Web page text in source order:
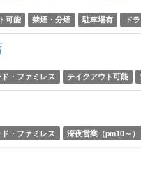
可能 禁煙・分煙 駐車場有 ド
・ファミレス テイクアウト可能
・ファミレス 深夜営業（pm10～）